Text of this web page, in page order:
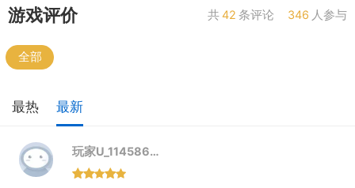
游戏评价 共42 条评论 346 人参与
全部
最热 最新
玩家U_114586…